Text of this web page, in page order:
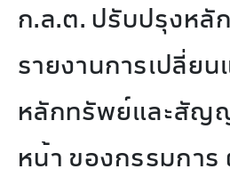
ก.ล.ต. ปรับปรุงหลั
รายงานการเปลี่ย
หลักทรัพย์และสัญ
หน้า ของกรรมการ